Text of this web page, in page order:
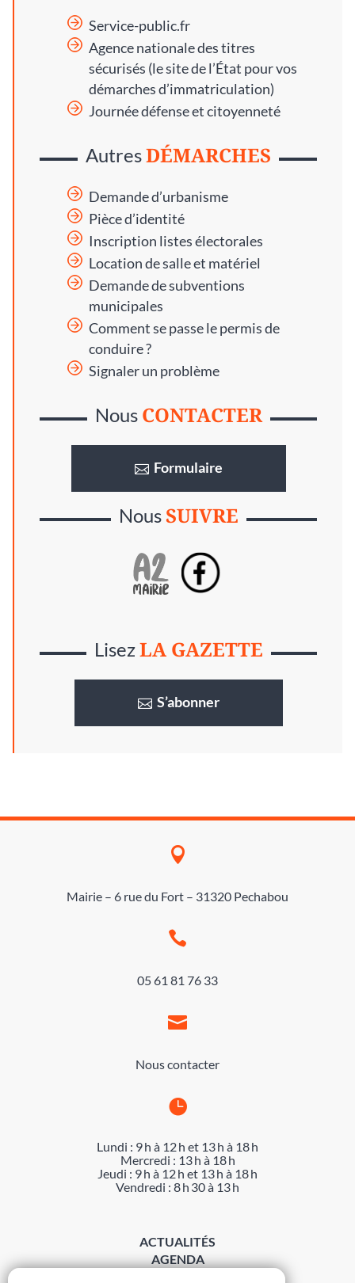
Service-public.fr
Agence nationale des titres
sécurisés (le site de l’État pour vos
démarches d’immatriculation)
Journée défense et citoyenneté
AutresDÉMARCHES
Demande d’urbanisme
Pièce d’identité
Inscription listes électorales
Location de salle et matériel
Demande de subventions
municipales
Comment se passe le permis de
conduire ?
Signaler un problème
Nous CONTACTER
Formulaire
NousSUIVRE
LisezLA GAZETTE
S’abonner

Mairie – 6 rue du Fort – 31320 Pechabou

05 61 81 76 33

Nous contacter

Lundi : 9 h à 12 h et 13 h à 18 h
Mercredi : 13 h à 18 h
Jeudi : 9 h à 12 h et 13 h à 18 h
Vendredi : 8 h 30 à 13 h
ACTUALITÉS
AGENDA